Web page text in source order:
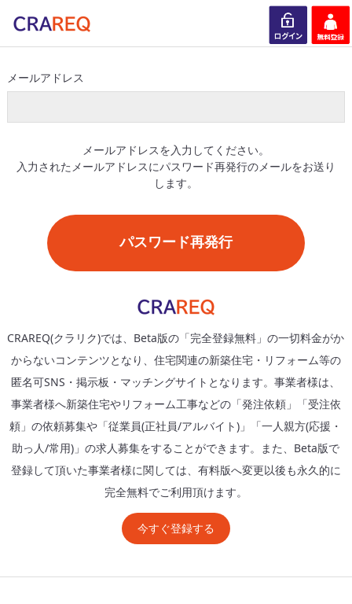
メールアドレス
メールアドレスを入力してください。
入力されたメールアドレスにパスワード再発行のメールをお送り
します。
パスワード再発行
CRAREQ(クラリク)では、Beta版の「完全登録無料」の一切料金がか
からないコンテンツとなり、住宅関連の新築住宅・リフォーム等の
匿名可SNS・掲示板・マッチングサイトとなります。事業者様は、
事業者様へ新築住宅やリフォーム工事などの「発注依頼」「受注依
頼」の依頼募集や「従業員(正社員/アルバイト)」「一人親方(応援・
助っ人/常用)」の求人募集をすることができます。また、Beta版で
登録して頂いた事業者様に関しては、有料版へ変更以後も永久的に
完全無料でご利用頂けます。
今すぐ登録する